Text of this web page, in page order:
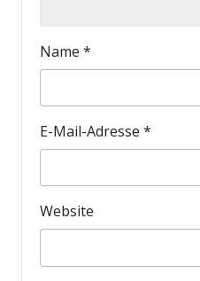
Name *
E-Mail-Adresse *
Website